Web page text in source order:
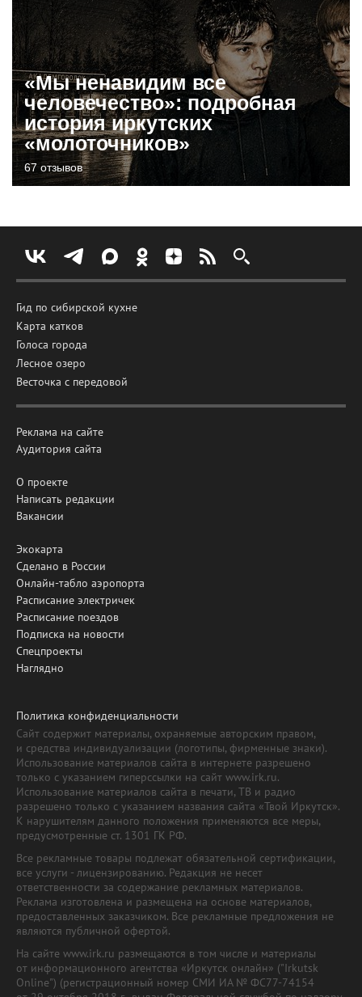
«Мы ненавидим все
человечество»: подробная
история иркутских
«молоточников»
67 отзывов
Гид по сибирской кухне
Карта катков
Голоса города
Лесное озеро
Весточка с передовой
Реклама на сайте
Аудитория сайта
О проекте
Написать редакции
Вакансии
Экокарта
Сделано в России
Онлайн-табло аэропорта
Расписание электричек
Расписание поездов
Подписка на новости
Спецпроекты
Наглядно
Политика конфиденциальности
Сайт содержит материалы, охраняемые авторским правом,
и средства индивидуализации (логотипы, фирменные знаки).
Использование материалов сайта в интернете разрешено
только с указанием гиперссылки на сайт www.irk.ru.
Использование материалов сайта в печати, ТВ и радио
разрешено только с указанием названия сайта «Твой Иркутск».
К нарушителям данного положения применяются все меры,
предусмотренные ст. 1301 ГК РФ.
Все рекламные товары подлежат обязательной сертификации,
все услуги - лицензированию. Редакция не несет
ответственности за содержание рекламных материалов.
Реклама изготовлена и размещена на основе материалов,
предоставленных заказчиком. Все рекламные предложения не
являются публичной офертой.
На сайте www.irk.ru размещаются в том числе и материалы
от информационного агентства «Иркутск онлайн» ("Irkutsk
Online") (регистрационный номер СМИ ИА № ФС77-74154